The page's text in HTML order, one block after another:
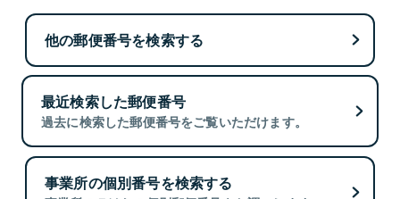
他の郵便番号を検索する
最近検索した郵便番号
過去に検索した郵便番号をご覧いただけます。
事業所の個別番号を検索する